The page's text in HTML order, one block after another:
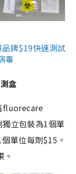
牌$19快速測試
毒
盒
fluorecare
立包裝為1個單
單位每劑$15。